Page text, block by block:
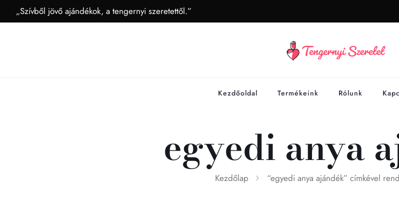
„Szívből jövő ajándékok, a tengernyi szeretettől.”
Kezdőoldal Termékeink Rólunk
egyedi anya
Kezdőlap “egyedi anya ajándék” címkével